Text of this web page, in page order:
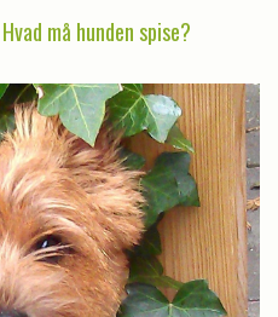
må hunden spise?